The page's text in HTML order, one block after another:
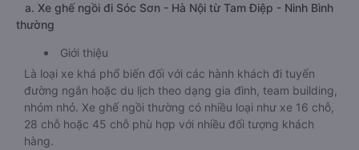
a. Xe ghế ngồi đi Sóc Sơn - Hà Nội từ Tam Điệp - Ninh Bình
thường
Giới thiệu
Là loại xe khá phổ biến đối với các hành khách đi tuyến
đường ngắn hoặc du lịch theo dạng gia đình, team building,
nhóm nhỏ. Xe ghế ngồi thường có nhiều loại như xe 16 chỗ,
28 chỗ hoặc 45 chỗ phù hợp với nhiều đối tượng khách
hàng.